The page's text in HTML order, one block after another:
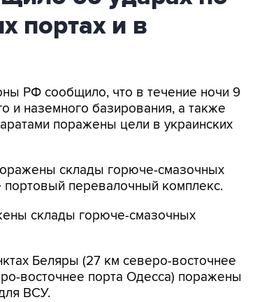
портах и в
РФ сообщило, что в течение ночи 9
и наземного базирования, а также
поражены цели в украинских
склады горюче-смазочных
перевалочный комплекс.
склады горюче-смазочных
Беляры (27 км северо-восточнее
восточнее порта Одесса) поражены
ВСУ.